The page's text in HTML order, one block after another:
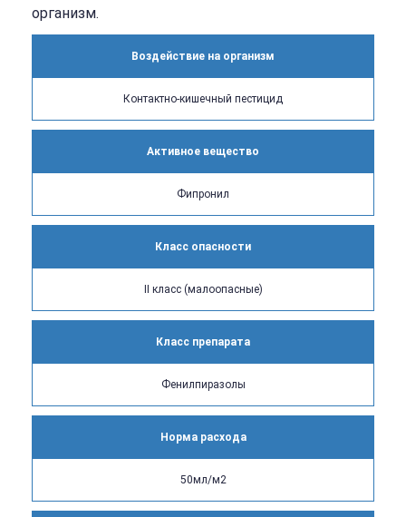
организм.
Воздействие на организм
Контактно-кишечный пестицид
Активное вещество
Фипронил
Класс опасности
II класс (малоопасные)
Класс препарата
Фенилпиразолы
Норма расхода
50мл/м2